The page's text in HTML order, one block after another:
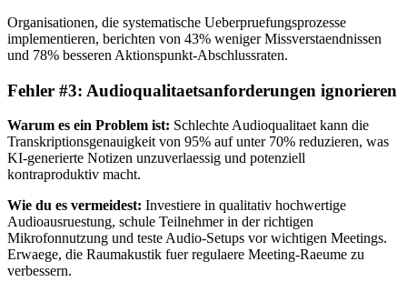
Organisationen, die systematische Ueberpruefungsprozesse
implementieren, berichten von 43% weniger Missverstaendnissen
und 78% besseren Aktionspunkt-Abschlussraten.
Fehler #3: Audioqualitaetsanforderungen ignorieren
Warum es ein Problem ist: Schlechte Audioqualitaet kann die
Transkriptionsgenauigkeit von 95% auf unter 70% reduzieren, was
KI-generierte Notizen unzuverlaessig und potenziell
kontraproduktiv macht.
Wie du es vermeidest: Investiere in qualitativ hochwertige
Audioausruestung, schule Teilnehmer in der richtigen
Mikrofonnutzung und teste Audio-Setups vor wichtigen Meetings.
Erwaege, die Raumakustik fuer regulaere Meeting-Raeume zu
verbessern.